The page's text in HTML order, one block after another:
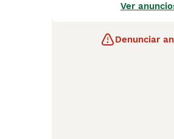
Ver
Denunciar